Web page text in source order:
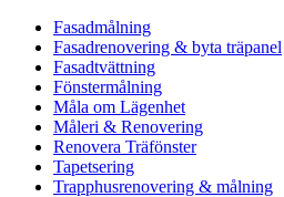
Fasadmålning
Fasadrenovering & byta träpanel
Fasadtvättning
Fönstermålning
Måla om Lägenhet
Måleri & Renovering
Renovera Träfönster
Tapetsering
Trapphusrenovering & målning